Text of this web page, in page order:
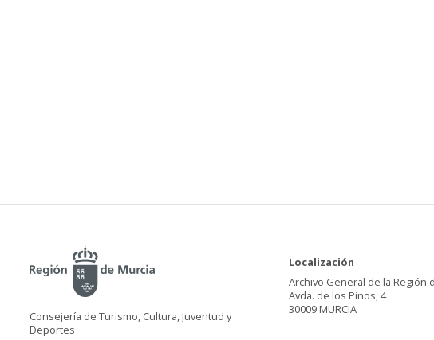
Consejería de Turismo, Cultura, Juventud y
Deportes
Localización
Archivo General de la Región
Avda. de los Pinos, 4
30009 MURCIA